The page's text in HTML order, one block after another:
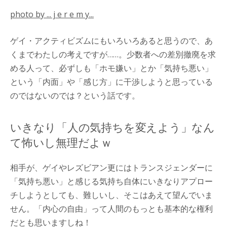
photo by ... j e r e m y...
ゲイ・アクティビズムにもいろいろあると思うので、あ
くまでわたしの考えですが……。少数者への差別撤廃を求
める人って、必ずしも「ホモ嫌い」とか「気持ち悪い」
という「内面」や「感じ方」に干渉しようと思っている
のではないのでは？という話です。
いきなり「人の気持ちを変えよう」なん
て怖いし無理だよｗ
相手が、ゲイやレズビアン更にはトランスジェンダーに
「気持ち悪い」と感じる気持ち自体にいきなりアプロー
チしようとしても、難しいし、そこはあえて望んでいま
せん。「内心の自由」って人間のもっとも基本的な権利
だとも思いますしね！